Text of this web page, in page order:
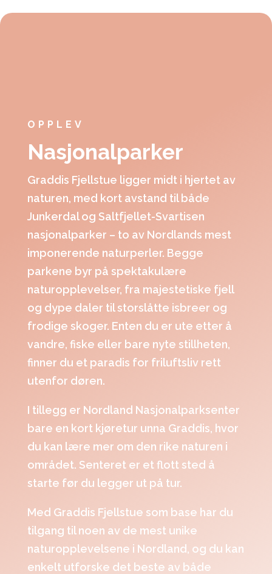
OPPLEV
Nasjonalparker
Graddis Fjellstue ligger midt i hjertet av
naturen, med kort avstand til både
Junkerdal og Saltfjellet-Svartisen
nasjonalparker – to av Nordlands mest
imponerende naturperler. Begge
parkene byr på spektakulære
naturopplevelser, fra majestetiske fjell
og dype daler til storslåtte isbreer og
frodige skoger. Enten du er ute etter å
vandre, fiske eller bare nyte stillheten,
finner du et paradis for friluftsliv rett
utenfor døren.
I tillegg er Nordland Nasjonalparksenter
bare en kort kjøretur unna Graddis, hvor
du kan lære mer om den rike naturen i
området. Senteret er et flott sted å
starte før du legger ut på tur.
Med Graddis Fjellstue som base har du
tilgang til noen av de mest unike
naturopplevelsene i Nordland, og du kan
enkelt utforske det beste av både